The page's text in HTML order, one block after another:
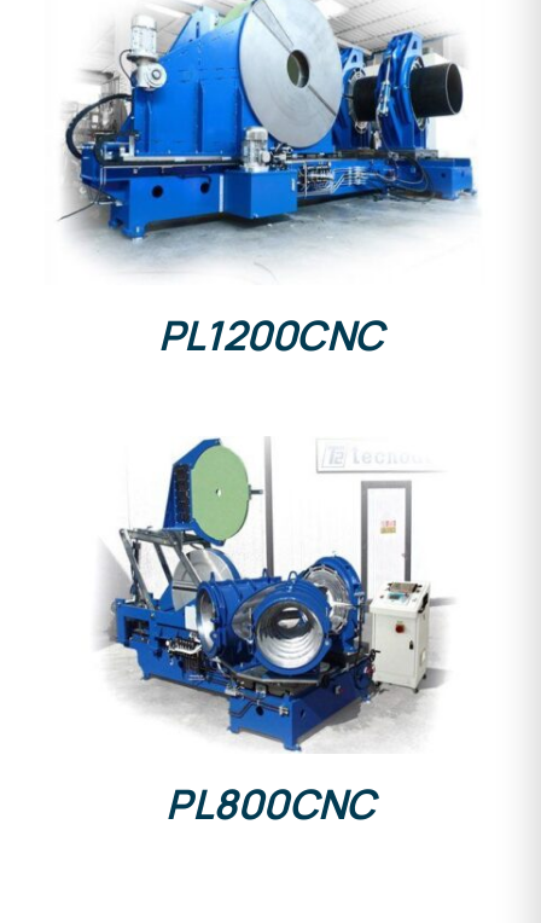
DETALLES
PL1200CNC
DETALLES
PL800CNC